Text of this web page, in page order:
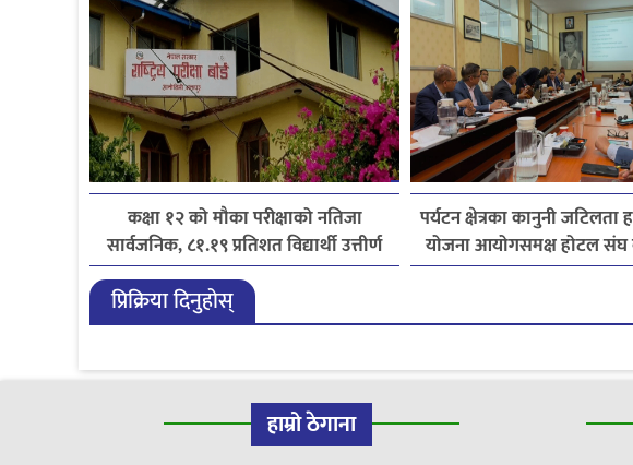
कक्षा १२ को मौका परीक्षाको नतिजा
सार्वजनिक, ८१.१९ प्रतिशत विद्यार्थी उत्तीर्ण
पर्यटन क्षेत्रका कानुनी जटिलता
योजना आयोगसमक्ष होटल संघ
पाँचबुँदे माग
प्रिक्रिया दिनुहोस्
हाम्रो ठेगाना